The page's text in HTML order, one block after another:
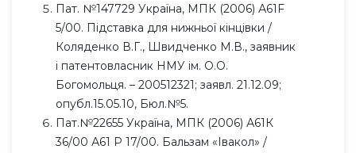
Пат. №147729 Україна, МПК (2006) А61F
5/00. Підставка для нижньої кінцівки /
Коляденко В.Г., Швидченко М.В., заявник
і патентовласник НМУ ім. О.О.
Богомольця. – 200512321; заявл. 21.12.09;
опубл.15.05.10, Бюл.№5.
Пат.№22655 Україна, МПК (2006) А61К
36/00 А61 Р 17/00. Бальзам «Івакол» /